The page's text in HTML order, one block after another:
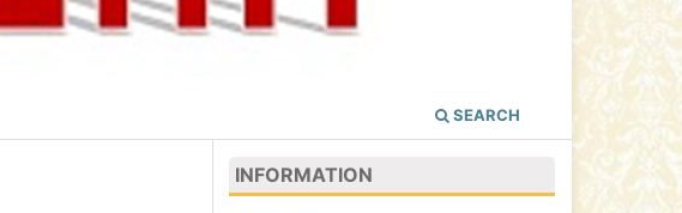
SEARCH
INFORMATION